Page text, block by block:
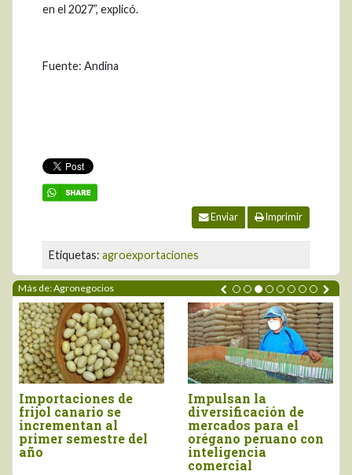
en el 2027”, explicó.
Fuente: Andina
Enviar Imprimir
Etiquetas: agroexportaciones
Más de: Agronegocios
de
canario se
al
semestre del
Impulsan la
diversificación de
mercados para el
orégano peruano con
inteligencia
comercial